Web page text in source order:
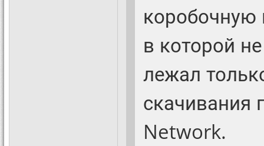
коробочную
в которой
лежал
скачивания
Network.